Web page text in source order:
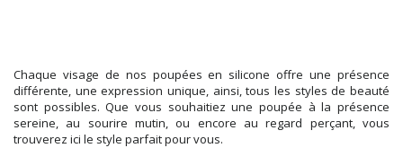
Chaque visage de nos poupées en silicone offre une présence
différente, une expression unique, ainsi, tous les styles de beauté
sont possibles. Que vous souhaitiez une poupée à la présence
sereine, au sourire mutin, ou encore au regard perçant, vous
trouverez ici le style parfait pour vous.